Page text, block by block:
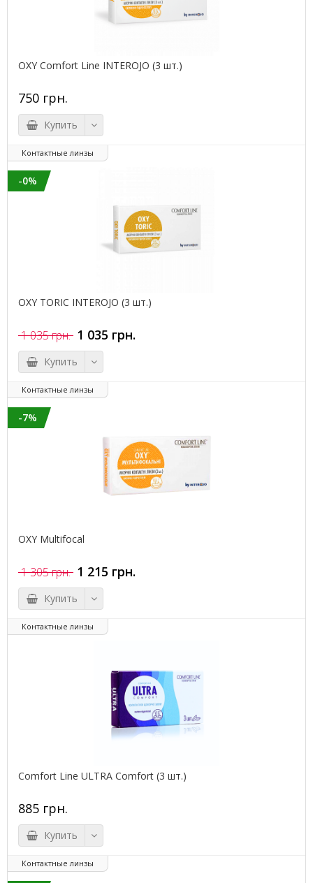
OXY Comfort Line INTEROJO (3 шт.)
750 грн.
Купить
Контактные линзы
-0%
OXY TORIC INTEROJO (3 шт.)
1 035 грн. 1 035 грн.
Купить
Контактные линзы
-7%
OXY Multifocal
1 305 грн. 1 215 грн.
Купить
Контактные линзы
Comfort Line ULTRA Comfort (3 шт.)
885 грн.
Купить
Контактные линзы